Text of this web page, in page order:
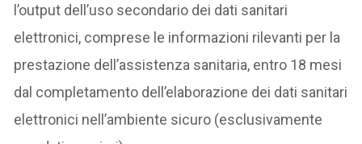
l’output dell’uso secondario dei dati sanitari
elettronici, comprese le informazioni rilevanti per la
prestazione dell’assistenza sanitaria, entro 18 mesi
dal completamento dell’elaborazione dei dati sanitari
elettronici nell’ambiente sicuro (esclusivamente